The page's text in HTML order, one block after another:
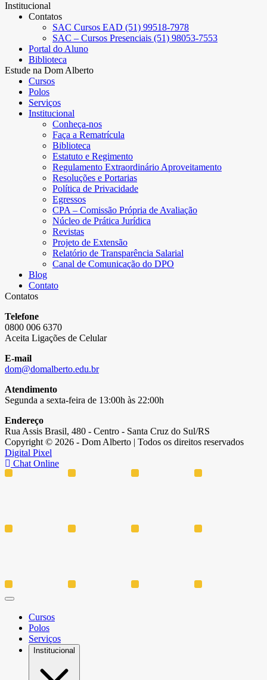
Institucional
Contatos
SAC Cursos EAD (51) 99518-7978
SAC – Cursos Presenciais (51) 98053-7553
Portal do Aluno
Biblioteca
Estude na Dom Alberto
Cursos
Polos
Serviços
Institucional
Conheça-nos
Faça a Rematrícula
Biblioteca
Estatuto e Regimento
Regulamento Extraordinário Aproveitamento
Resoluções e Portarias
Política de Privacidade
Egressos
CPA – Comissão Própria de Avaliação
Núcleo de Prática Jurídica
Revistas
Projeto de Extensão
Relatório de Transparência Salarial
Canal de Comunicação do DPO
Blog
Contato
Contatos
Telefone
0800 006 6370
Aceita Ligações de Celular
E-mail
dom@domalberto.edu.br
Atendimento
Segunda a sexta-feira de 13:00h às 22:00h
Endereço
Rua Assis Brasil, 480 - Centro - Santa Cruz do Sul/RS
Copyright © 2026 - Dom Alberto | Todos os direitos reservados
Digital Pixel
Chat Online
Cursos
Polos
Serviços
Institucional